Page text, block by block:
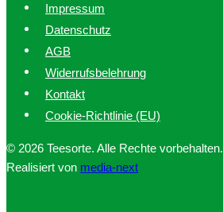
Impressum
Datenschutz
AGB
Widerrufsbelehrung
Kontakt
Cookie-Richtlinie (EU)
© 2026 Teesorte. Alle Rechte vorbehalten.
Realisiert von media-next